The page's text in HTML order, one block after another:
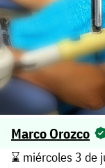
Marco Orozco
⌛️ miércoles 3 de